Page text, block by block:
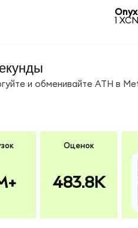
1
и обменивайте ATH в
Оценок
483.8K